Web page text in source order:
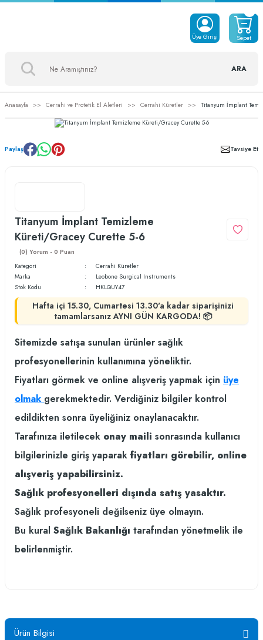
ARA
Üye Girişi Sepet
Anasayfa Cerrahi ve Protetik El Aletleri Cerrahi Küretler Titanyum İmplant
Paylaş Tavsiye Et
Titanyum İmplant Temizleme
Küreti/Gracey Curette 5-6
(0) Yorum - 0 Puan
Kategori
Cerrahi Küretler
Marka
Leobone Surgical Instruments
Stok Kodu
HKLQUY47
Hafta içi 15.30, Cumartesi 13.30'a kadar siparişinizi
tamamlarsanız AYNI GÜN KARGODA! 📦
Sitemizde satışa sunulan ürünler sağlık
profesyonellerinin kullanımına yöneliktir.
Fiyatları görmek ve online alışveriş yapmak için üye
olmak gerekmektedir. Verdiğiniz bilgiler kontrol
edildikten sonra üyeliğiniz onaylanacaktır.
Tarafınıza iletilecek onay maili sonrasında kullanıcı
bilgilerinizle giriş yaparak fiyatları görebilir, online
alışveriş yapabilirsiniz.
Sağlık profesyonelleri dışında satış yasaktır.
Sağlık profesyoneli değilseniz üye olmayın.
Bu kural Sağlık Bakanlığı tarafından yönetmelik ile
belirlenmiştir.
Ürün Bilgisi